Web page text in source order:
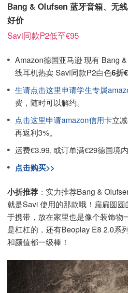
Bang & Olufsen 蓝牙音箱、无
好价
Savi同款P2低至€95
Amazon德国亚马逊 现有 Bang
线耳机热卖 Savi同款P2白色6折
生请点击这里申请学生专属
费，随时可以解约。
点击这里申请amazon信用卡立
再返利3%。
运费€3.99, 或订单满€29德国境内
点击购买>>
小折推荐 ：实力推荐Bang &
就是Savi 使用的那款哦！扁扁圆
于携带，放在家里也是像个装饰物
是杠杠的，还有Beoplay E8 2.0系
和颜值都一级棒！